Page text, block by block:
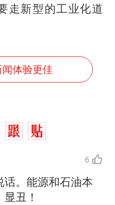
走新型的工业化道
体验更佳
6
话。能源和石油本
丑！